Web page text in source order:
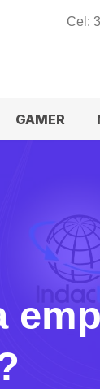
Cel:
GAMER